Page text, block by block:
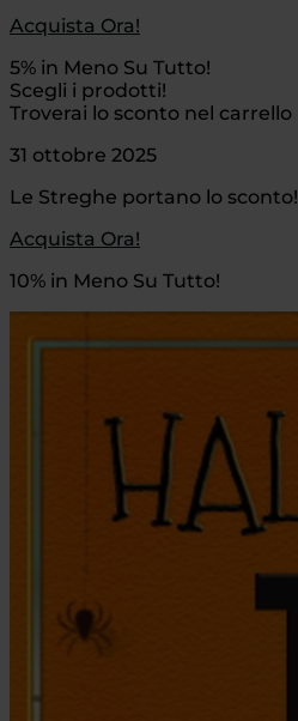
Acquista Ora!
5% in Meno Su Tutto!
Scegli i prodotti!
Troverai lo sconto nel carrello
31 ottobre 2025
Le Streghe portano lo sconto!
Acquista Ora!
10% in Meno Su Tutto!